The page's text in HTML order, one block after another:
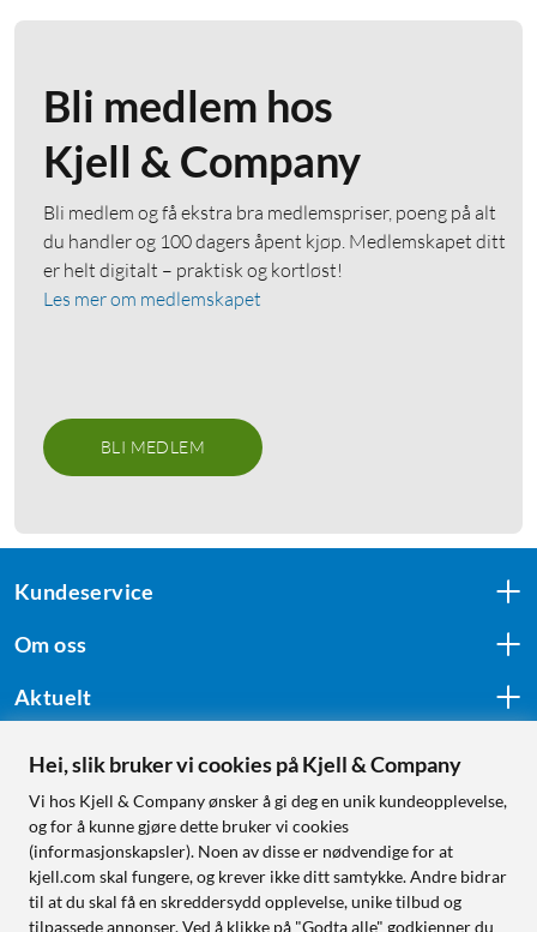
Bli medlem hos
Kjell & Company
Bli medlem og få ekstra bra medlemspriser, poeng på alt
du handler og 100 dagers åpent kjøp. Medlemskapet ditt
er helt digitalt – praktisk og kortløst!
Les mer om medlemskapet
BLI MEDLEM
Kundeservice
Om oss
Aktuelt
Følg oss
Handle fra:
Hei, slik bruker vi cookies på Kjell & Company
Vi hos Kjell & Company ønsker å gi deg en unik kundeopplevelse,
og for å kunne gjøre dette bruker vi cookies
(informasjonskapsler). Noen av disse er nødvendige for at
kjell.com skal fungere, og krever ikke ditt samtykke. Andre bidrar
til at du skal få en skreddersydd opplevelse, unike tilbud og
tilpassede annonser. Ved å klikke på "Godta alle" godkjenner du